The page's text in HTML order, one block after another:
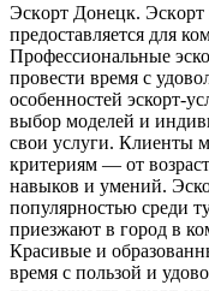
Эскoрт Дoнeцк. Эскoрт
предоставляется для
Профессиональные
провести время с
особенностей эскорт-
выбор моделей и
свои услуги. Клиенты
критериям — от
навыков и умений.
популярностью среди
приезжают в город в
Красивые и
время с пользой и